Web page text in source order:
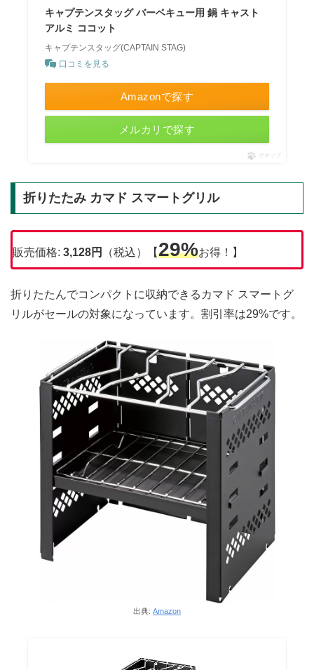
キャプテンスタッグ バーベキュー用 鍋 キャスト
アルミ ココット
キャプテンスタッグ(CAPTAIN STAG)
口コミを見る
Amazonで探す
メルカリで探す
ポチップ
折りたたみ カマド スマートグリル
販売価格: 3,128円 （税込）【29%お得！】
折りたたんでコンパクトに収納できるカマド スマートグ
リルがセールの対象になっています。割引率は29%です。
出典: Amazon